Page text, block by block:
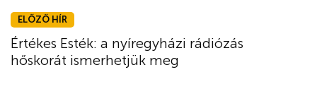
ELŐZŐ HÍR
Értékes Esték: a nyíregyházi rádiózás
hőskorát ismerhetjük meg